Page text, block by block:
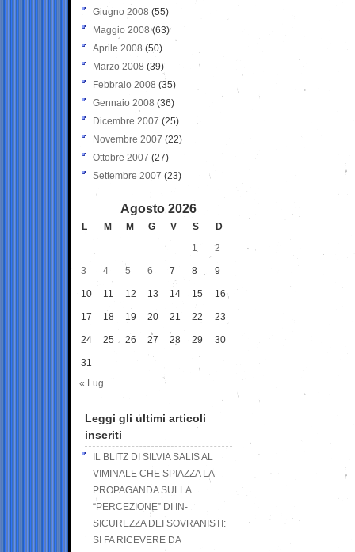
Giugno 2008 (55)
Maggio 2008(63)
Aprile 2008 (50)
Marzo 2008 (39)
Febbraio 2008 (35)
Gennaio 2008 (36)
Dicembre 2007 (25)
Novembre 2007 (22)
Ottobre 2007 (27)
Settembre 2007 (23)
Agosto 2026
L M M G V S
D
1
2
3 4 5 6 7 8 9
10 11 12 13 14 15 16
17 18 19 20 21 22 23
24 25 26 27 28 29 30
31
« Lug
Leggi gli ultimi articoli
inseriti
IL BLITZ DI SILVIA SALIS AL
VIMINALE CHE SPIAZZA LA
PROPAGANDA SULLA
“PERCEZIONE” DI IN-
SICUREZZA DEI SOVRANISTI:
SI FA RICEVERE DA